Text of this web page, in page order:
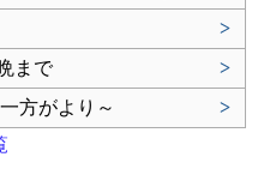
>
まで
>
方がより～
>